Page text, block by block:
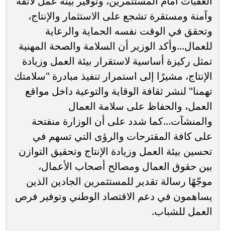
وآمنة ومستقرة تشجع على الاستثمار والإنتاج،
وتحقق في الوقت نفسه الحماية والرعاية
للعمال...وأكد الوزير أن السلامة والصحة المهنية
تمثل ركيزة أساسية لاستقرار بيئة العمل وزيادة
الإنتاج، مشيرًا إلى استمرار تنفيذ مبادرة "سلامتك
تهمنا" لنشر ثقافة الوقاية والتوعية داخل مواقع
العمل، والحفاظ على سلامة العمال
والمنشآت...كما شدد على أن الوزارة منفتحة
على كافة المقترحات والرؤى التي تسهم في
تحسين بيئة العمل وزيادة الإنتاج وتحقيق التوازن
بين حقوق العمال ومصالح أصحاب الأعمال،
موجّهًا رسالة تقدير للمستثمرين الجادين الذين
يساهمون في دعم الاقتصاد الوطني وتوفير فرص
العمل للشباب.